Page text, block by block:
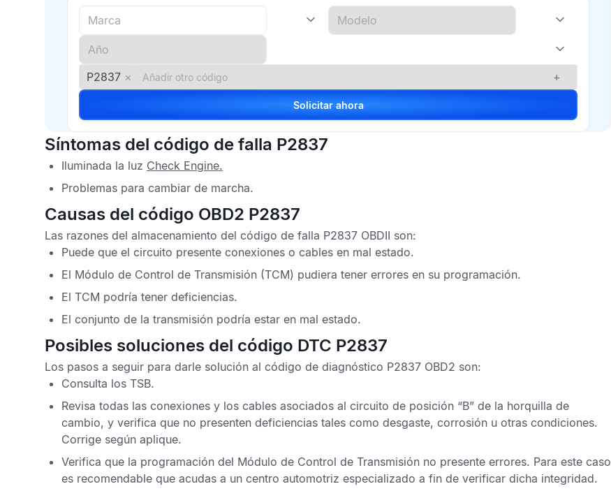
P2837 × +
Solicitar ahora
Síntomas del código de falla P2837
Iluminada la luz Check Engine.
Problemas para cambiar de marcha.
Causas del código OBD2 P2837
Las razones del almacenamiento del código de falla P2837 OBDII son:
Puede que el circuito presente conexiones o cables en mal estado.
El Módulo de Control de Transmisión (TCM) pudiera tener errores en su programación.
El TCM podría tener deficiencias.
El conjunto de la transmisión podría estar en mal estado.
Posibles soluciones del código DTC P2837
Los pasos a seguir para darle solución al código de diagnóstico P2837 OBD2 son:
Consulta los TSB.
Revisa todas las conexiones y los cables asociados al circuito de posición “B” de la horquilla de
cambio, y verifica que no presenten deficiencias tales como desgaste, corrosión u otras condiciones.
Corrige según aplique.
Verifica que la programación del Módulo de Control de Transmisión no presente errores. Para este caso
es recomendable que acudas a un centro automotriz especializado a fin de verificar dicha integridad.